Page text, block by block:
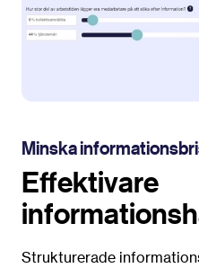
Minska
Effektivare
Strukturerade